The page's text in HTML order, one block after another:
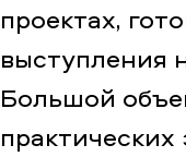
проектах,
выступления
Большой